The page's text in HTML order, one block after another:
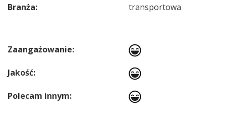
Branża: transportowa
Zaangażowanie:
Jakość:
Polecam innym: